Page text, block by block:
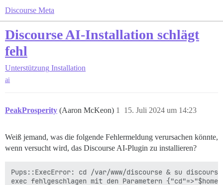
Discourse Meta
Discourse AI-Installation schlägt
fehl
Unterstützung Installation
ai
PeakProsperity (Aaron McKeon) 15. Juli 2024 um 14:23
1
Weiß jemand, was die folgende Fehlermeldung verursachen könnte,
wenn versucht wird, das Discourse AI-Plugin zu installieren?
Pups::ExecError: cd /var/www/discourse & su